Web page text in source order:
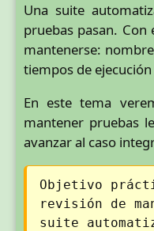
Una suite
pruebas pasan.
mantenerse:
tiempos de
En este tema
mantener pruebas
avanzar al caso
Objetivo
revisión de
suite